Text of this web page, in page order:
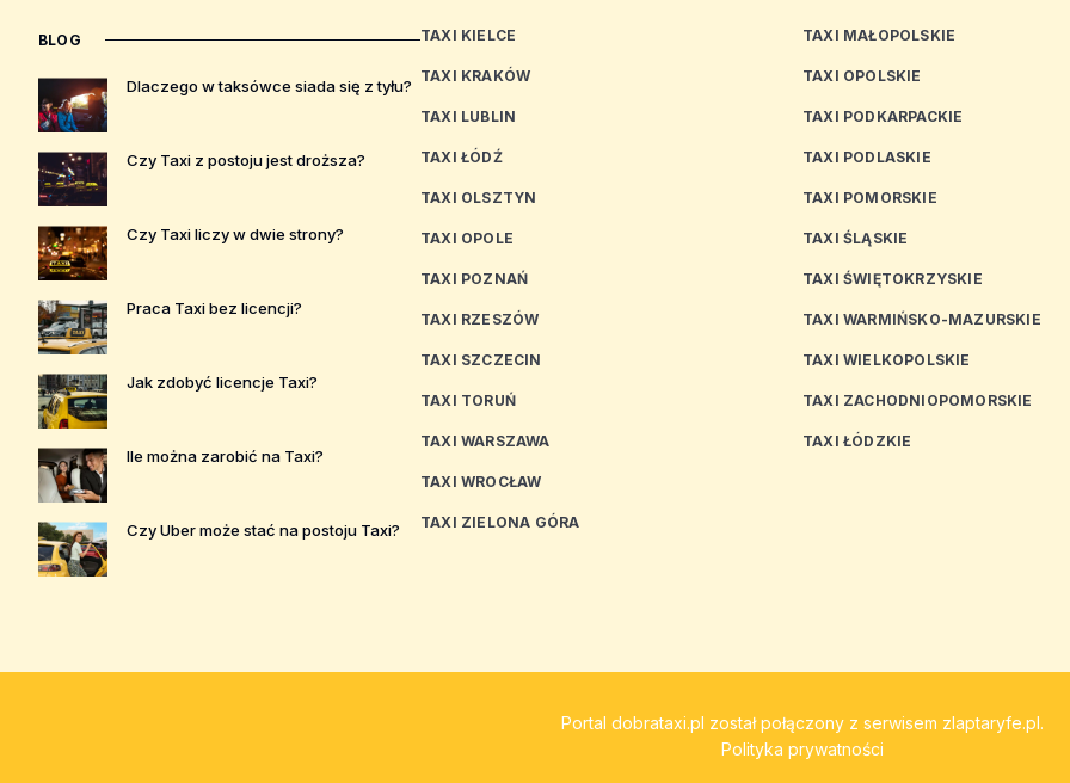
BLOG
Dlaczego w taksówce siada się z tyłu?
Czy Taxi z postoju jest droższa?
Czy Taxi liczy w dwie strony?
Praca Taxi bez licencji?
Jak zdobyć licencje Taxi?
Ile można zarobić na Taxi?
Czy Uber może stać na postoju Taxi?
TAXI KIELCE
TAXI KRAKÓW
TAXI LUBLIN
TAXI ŁÓDŹ
TAXI OLSZTYN
TAXI OPOLE
TAXI POZNAŃ
TAXI RZESZÓW
TAXI SZCZECIN
TAXI TORUŃ
TAXI WARSZAWA
TAXI WROCŁAW
TAXI ZIELONA GÓRA
TAXI MAŁOPOLSKIE
TAXI OPOLSKIE
TAXI PODKARPACKIE
TAXI PODLASKIE
TAXI POMORSKIE
TAXI ŚLĄSKIE
TAXI ŚWIĘTOKRZYSKIE
TAXI WARMIŃSKO-MAZURSKIE
TAXI WIELKOPOLSKIE
TAXI ZACHODNIOPOMORSKIE
TAXI ŁÓDZKIE
Portal dobrataxi.pl został połączony z serwisem zlaptaryfe.pl.
Polityka prywatności